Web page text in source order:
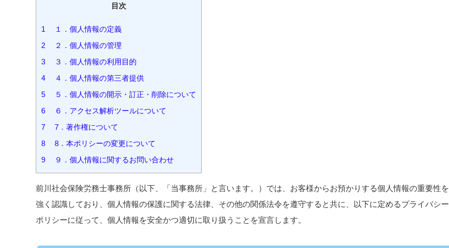
目次
1 １．個人情報の定義
2 ２．個人情報の管理
3 ３．個人情報の利用目的
4 ４．個人情報の第三者提供
5 ５．個人情報の開示・訂正・削除について
6 ６．アクセス解析ツールについて
7 7．著作権について
8 8．本ポリシーの変更について
9 ９．個人情報に関するお問い合わせ
前川社会保険労務士事務所（以下、「当事務所」と言います。）では、お客様からお預かりする個人情報の重要性を
強く認識しており、個人情報の保護に関する法律、その他の関係法令を遵守すると共に、以下に定めるプライバシー
ポリシーに従って、個人情報を安全かつ適切に取り扱うことを宣言します。